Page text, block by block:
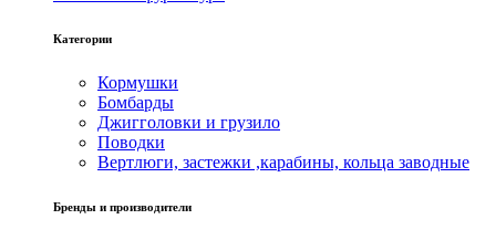
Категории
Кормушки
Бомбарды
Джигголовки и грузило
Поводки
Вертлюги, застежки ,карабины, кольца заводные
Бренды и производители